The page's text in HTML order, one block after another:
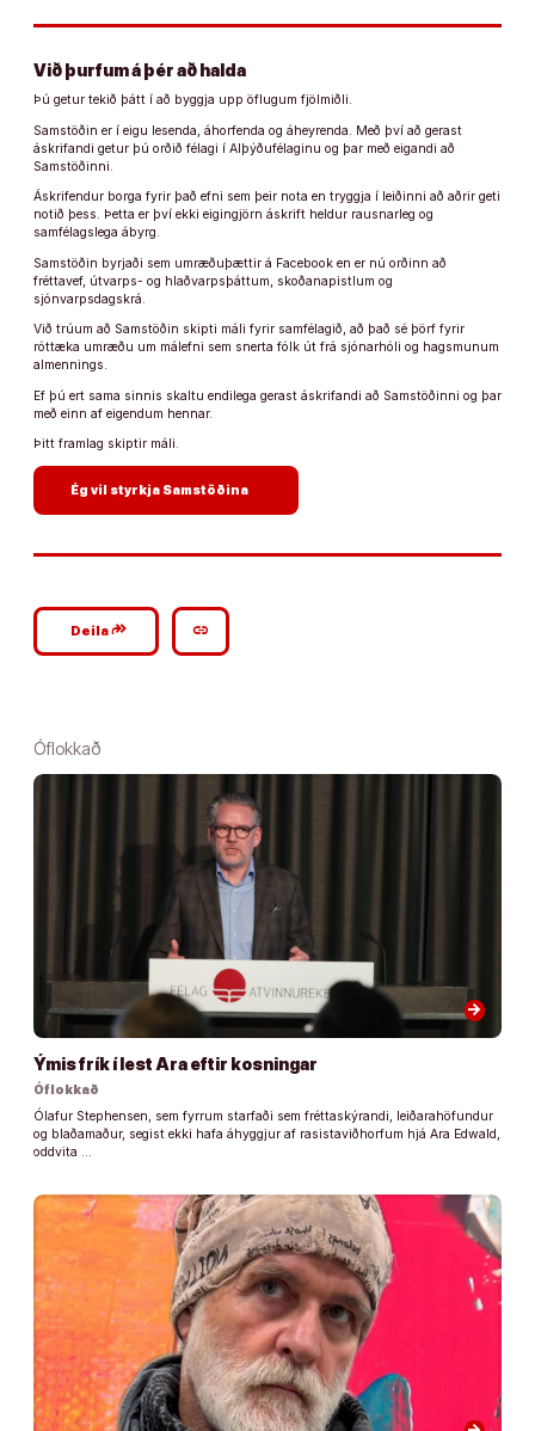
Við þurfum á þér að halda
Þú getur tekið þátt í að byggja upp öflugum fjölmiðli.
Samstöðin er í eigu lesenda, áhorfenda og áheyrenda. Með því að gerast
áskrifandi getur þú orðið félagi í Alþýðufélaginu og þar með eigandi að
Samstöðinni.
Áskrifendur borga fyrir það efni sem þeir nota en tryggja í leiðinni að aðrir geti
notið þess. Þetta er því ekki eigingjörn áskrift heldur rausnarleg og
samfélagslega ábyrg.
Samstöðin byrjaði sem umræðuþættir á Facebook en er nú orðinn að
fréttavef, útvarps- og hlaðvarpsþáttum, skoðanapistlum og
sjónvarpsdagskrá.
Við trúum að Samstöðin skipti máli fyrir samfélagið, að það sé þörf fyrir
róttæka umræðu um málefni sem snerta fólk út frá sjónarhóli og hagsmunum
almennings.
Ef þú ert sama sinnis skaltu endilega gerast áskrifandi að Samstöðinni og þar
með einn af eigendum hennar.
Þitt framlag skiptir máli.
Ég vil styrkja Samstöðina
Deilagoogle_plus_reshare link
Óflokkað
arrow_forward
Ýmis frík í lest Ara eftir kosningar
Óflokkað
Ólafur Stephensen, sem fyrrum starfaði sem fréttaskýrandi, leiðarahöfundur
og blaðamaður, segist ekki hafa áhyggjur af rasistaviðhorfum hjá Ara Edwald,
oddvita …